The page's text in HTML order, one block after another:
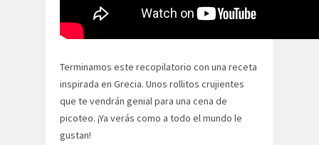
Terminamos este recopilatorio con una receta
inspirada en Grecia. Unos rollitos crujientes
que te vendrán genial para una cena de
picoteo. ¡Ya verás como a todo el mundo le
gustan!